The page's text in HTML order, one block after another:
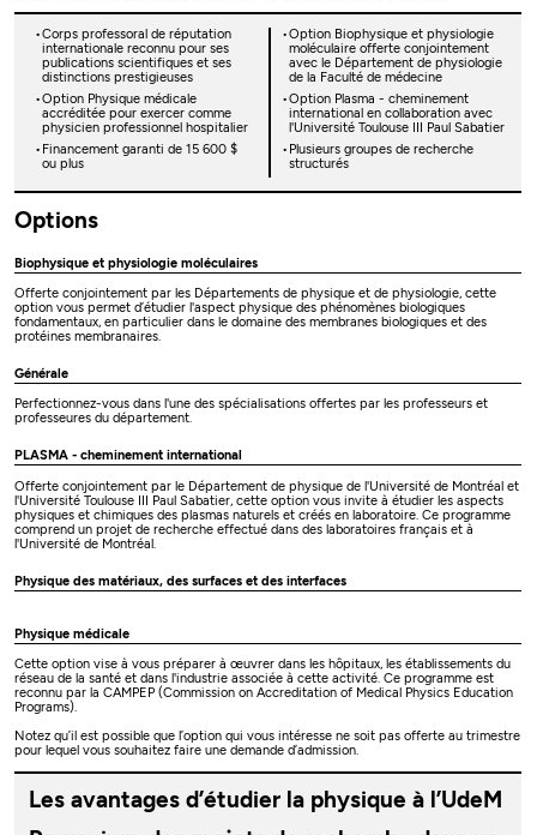
Corps professoral de réputation
internationale reconnu pour ses
publications scientifiques et ses
distinctions prestigieuses
Option Biophysique et physiologie
moléculaire offerte conjointement
avec le Département de physiologie
de la Faculté de médecine
Option Physique médicale
accréditée pour exercer comme
physicien professionnel hospitalier
Option Plasma - cheminement
international en collaboration avec
l'Université Toulouse III Paul Sabatier
Financement garanti de 15 600 $
ou plus
Plusieurs groupes de recherche
structurés
Options
Biophysique et physiologie moléculaires
Offerte conjointement par les Départements de physique et de physiologie, cette
option vous permet d’étudier l'aspect physique des phénomènes biologiques
fondamentaux, en particulier dans le domaine des membranes biologiques et des
protéines membranaires.
Générale
Perfectionnez-vous dans l'une des spécialisations offertes par les professeurs et
professeures du département.
PLASMA - cheminement international
Offerte conjointement par le Département de physique de l'Université de Montréal et
l'Université Toulouse III Paul Sabatier, cette option vous invite à étudier les aspects
physiques et chimiques des plasmas naturels et créés en laboratoire. Ce programme
comprend un projet de recherche effectué dans des laboratoires français et à
l'Université de Montréal.
Physique des matériaux, des surfaces et des interfaces
Physique médicale
Cette option vise à vous préparer à œuvrer dans les hôpitaux, les établissements du
réseau de la santé et dans l'industrie associée à cette activité. Ce programme est
reconnu par la CAMPEP (Commission on Accreditation of Medical Physics Education
Programs).
Notez qu’il est possible que l’option qui vous intéresse ne soit pas offerte au trimestre
pour lequel vous souhaitez faire une demande d’admission.
Les avantages d’étudier la physique à l’UdeM